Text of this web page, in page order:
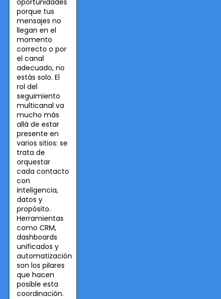
porque tus
mensajes no
llegan en el
momento
correcto o por
el canal
adecuado, no
estás solo. El
rol del
seguimiento
multicanal va
mucho más
allá de estar
presente en
varios sitios: se
trata de
orquestar
cada contacto
con
inteligencia,
datos y
propósito.
Herramientas
como CRM,
dashboards
unificados y
automatización
son los pilares
que hacen
posible esta
coordinación.